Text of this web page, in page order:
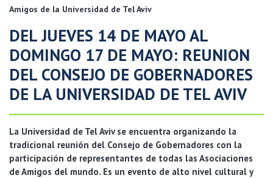
Amigos de la Universidad de Tel Aviv
DEL JUEVES 14 DE MAYO AL
DOMINGO 17 DE MAYO: REUNION
DEL CONSEJO DE GOBERNADORES
DE LA UNIVERSIDAD DE TEL AVIV
La Universidad de Tel Aviv se encuentra organizando la
tradicional reunión del Consejo de Gobernadores con la
participación de representantes de todas las Asociaciones
de Amigos del mundo. Es un evento de alto nivel cultural y